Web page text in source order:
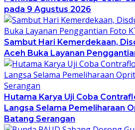
pada 9 Agustus 2026
Sambut Hari Kemerdekaan,
Aceh Buka Layanan
Hutama Karya Uji Coba
Langsa Selama Pemeliharaan
Batang Serangan